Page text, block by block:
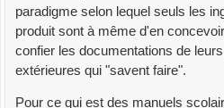
paradigme selon lequel seuls les
produit sont à même d'en
confier les documentations de
extérieures qui "savent faire".
Pour ce qui est des manuels